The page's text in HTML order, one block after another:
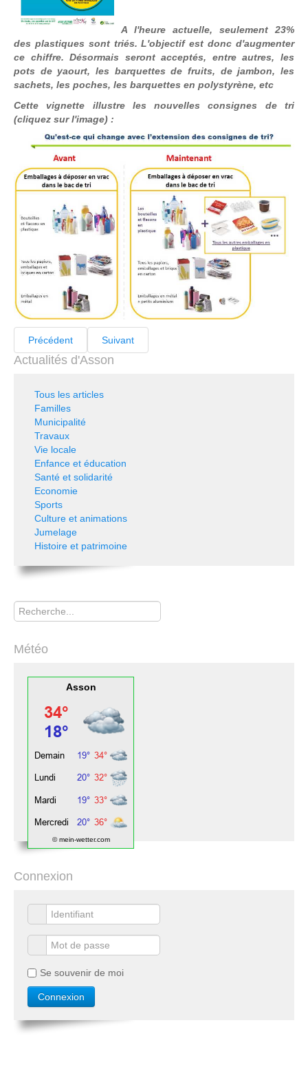
A l'heure actuelle, seulement 23%
des plastiques sont triés. L'objectif est donc d'augmenter
ce chiffre. Désormais seront acceptés, entre autres, les
pots de yaourt, les barquettes de fruits, de jambon, les
sachets, les poches, les barquettes en polystyrène, etc
Cette vignette illustre les nouvelles consignes de tri
(cliquez sur l'image) :
Précédent Suivant
Actualités d'Asson
Tous les articles
Familles
Municipalité
Travaux
Vie locale
Enfance et éducation
Santé et solidarité
Economie
Sports
Culture et animations
Jumelage
Histoire et patrimoine
Rechercher
Météo
Asson
© mein-wetter.com
Connexion
Se souvenir de moi